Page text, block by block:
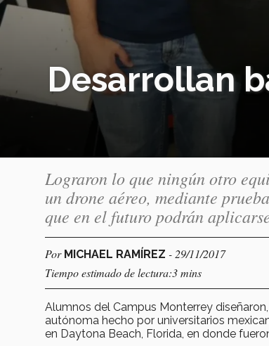
Desarrollan
Lograron lo que ningún otro
un drone aéreo, mediante
que en el futuro podrán
Por MICHAEL RAMÍREZ - 29/11/2017
Tiempo estimado de lectura:3 mins
Alumnos del Campus Monterrey
autónoma hecho por universitarios
en Daytona Beach, Florida, en donde